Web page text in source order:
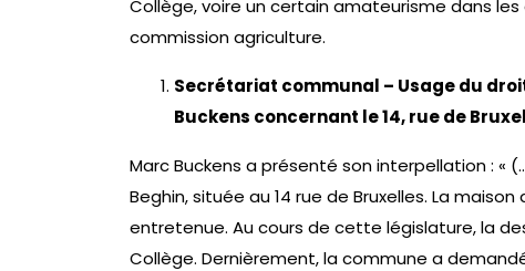
Collège, voire un certain amateurisme dans
commission agriculture.
Secrétariat communal – Usage du
Buckens concernant le 14, rue de
Marc Buckens a présenté son interpellation : «
Beghin, située au 14 rue de Bruxelles. La
entretenue. Au cours de cette législature, la
Collège. Dernièrement, la commune a